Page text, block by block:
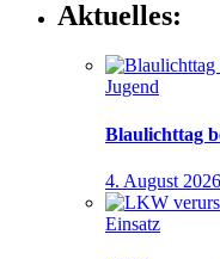
Aktuelles:
Jugend
Blaulichttag
4. August 2026
Einsatz